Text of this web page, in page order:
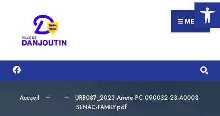
Ouvrir
contenu
MENU
Accueil
URB087_2023-Arrete-PC-090032-23-A0003-
SENAC-FAMILY.pdf
for: